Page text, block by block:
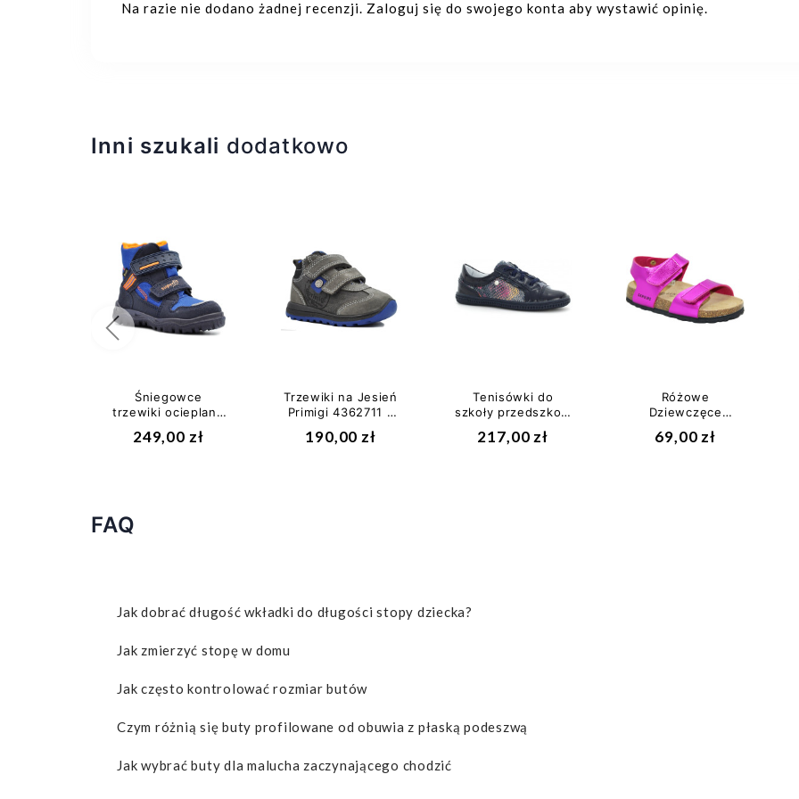
Na razie nie dodano żadnej recenzji. Zaloguj się do swojego konta aby wystawić opinię.
Inni szukali dodatkowo
Śniegowce
trzewiki ocieplane
superfit 5-09044-
82 z Membraną...
249,00 zł
Trzewiki na Jesień
Primigi 4362711 z
Membraną GORE-
TEX®
190,00 zł
Tenisówki do
szkoły przedszkola
dla dziewczynek
Bartek...
217,00 zł
Różowe
Dziewczęce
Sandały Na Lato
Genuins Jean
69,00 zł
Poprzedni
FAQ
Jak dobrać długość wkładki do długości stopy dziecka?
Jak zmierzyć stopę w domu
Jak często kontrolować rozmiar butów
Czym różnią się buty profilowane od obuwia z płaską podeszwą
Jak wybrać buty dla malucha zaczynającego chodzić